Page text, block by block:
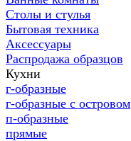
Столы и стулья
Бытовая техника
Аксессуары
Распродажа образцов
Кухни
г-образные
г-образные с островом
п-образные
прямые